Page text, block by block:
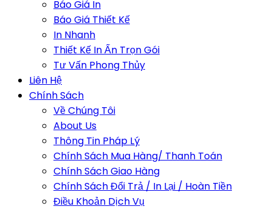
Báo Giá In
Báo Giá Thiết Kế
In Nhanh
Thiết Kế In Ấn Trọn Gói
Tư Vấn Phong Thủy
Liên Hệ
Chính Sách
Về Chúng Tôi
About Us
Thông Tin Pháp Lý
Chính Sách Mua Hàng/ Thanh Toán
Chính Sách Giao Hàng
Chính Sách Đổi Trả / In Lại / Hoàn Tiền
Điều Khoản Dịch Vụ